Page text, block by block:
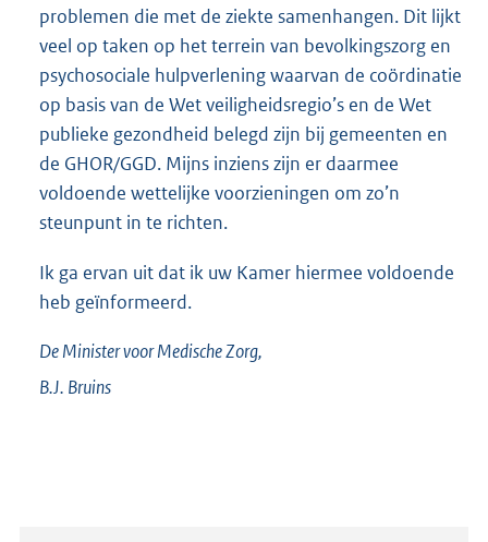
problemen die met de ziekte samenhangen. Dit lijkt
veel op taken op het terrein van bevolkingszorg en
psychosociale hulpverlening waarvan de coördinatie
op basis van de Wet veiligheidsregio’s en de Wet
publieke gezondheid belegd zijn bij gemeenten en
de GHOR/GGD. Mijns inziens zijn er daarmee
voldoende wettelijke voorzieningen om zo’n
steunpunt in te richten.
Ik ga ervan uit dat ik uw Kamer hiermee voldoende
heb geïnformeerd.
De Minister voor Medische Zorg,
B.J. Bruins